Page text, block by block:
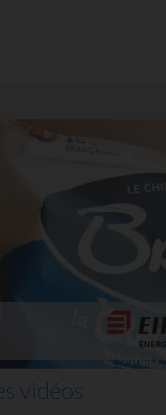
vidéos